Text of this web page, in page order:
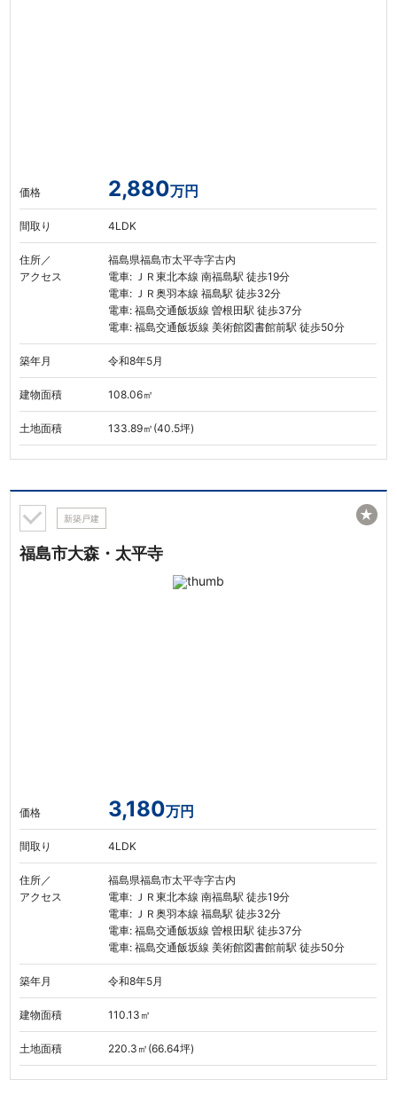
価格 2,880万円
間取り 4LDK
住所／
アクセス
福島県福島市太平寺字古内
電車: ＪＲ東北本線 南福島駅 徒歩19分
電車: ＪＲ奥羽本線 福島駅 徒歩32分
電車: 福島交通飯坂線 曽根田駅 徒歩37分
電車: 福島交通飯坂線 美術館図書館前駅 徒歩50分
築年月 令和8年5月
建物面積 108.06㎡
土地面積 133.89㎡(40.5坪)
新築戸建
福島市大森・太平寺
価格 3,180万円
間取り 4LDK
住所／
アクセス
福島県福島市太平寺字古内
電車: ＪＲ東北本線 南福島駅 徒歩19分
電車: ＪＲ奥羽本線 福島駅 徒歩32分
電車: 福島交通飯坂線 曽根田駅 徒歩37分
電車: 福島交通飯坂線 美術館図書館前駅 徒歩50分
築年月 令和8年5月
建物面積 110.13㎡
土地面積 220.3㎡(66.64坪)
★